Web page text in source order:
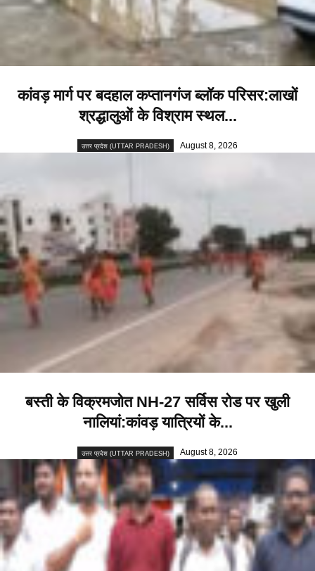
कांवड़ मार्ग पर बदहाल कप्तानगंज ब्लॉक परिसर:लाखों
श्रद्धालुओं के विश्राम स्थल...
उत्तर प्रदेश (UTTAR PRADESH) August 8, 2026
बस्ती के विक्रमजोत NH-27 सर्विस रोड पर खुली
नालियां:कांवड़ यात्रियों के...
उत्तर प्रदेश (UTTAR PRADESH) August 8, 2026